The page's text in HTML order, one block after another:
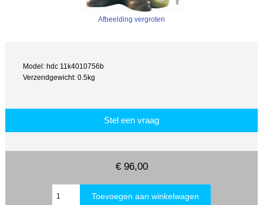
Afbeelding vergroten
Model: hdc 11k4010756b
Verzendgewicht: 0.5kg
Stel een vraag
€ 96,00